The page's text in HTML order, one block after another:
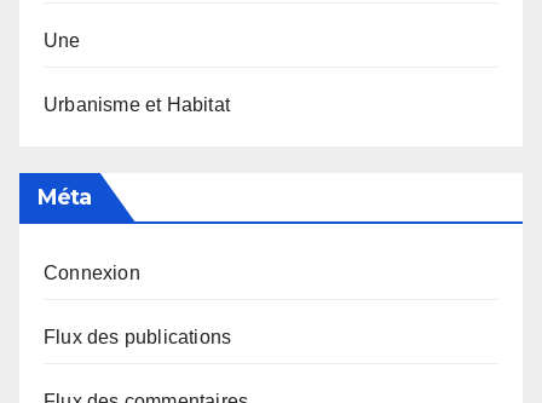
Une
Urbanisme et Habitat
Méta
Connexion
Flux des publications